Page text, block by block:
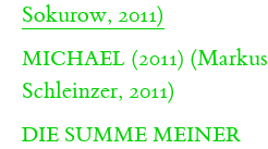
Sokurow, 2011)
MICHAEL (2011) (Markus
Schleinzer, 2011)
DIE SUMME MEINER